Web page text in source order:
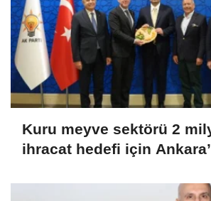
Kuru meyve sektörü 2
ihracat hedefi için